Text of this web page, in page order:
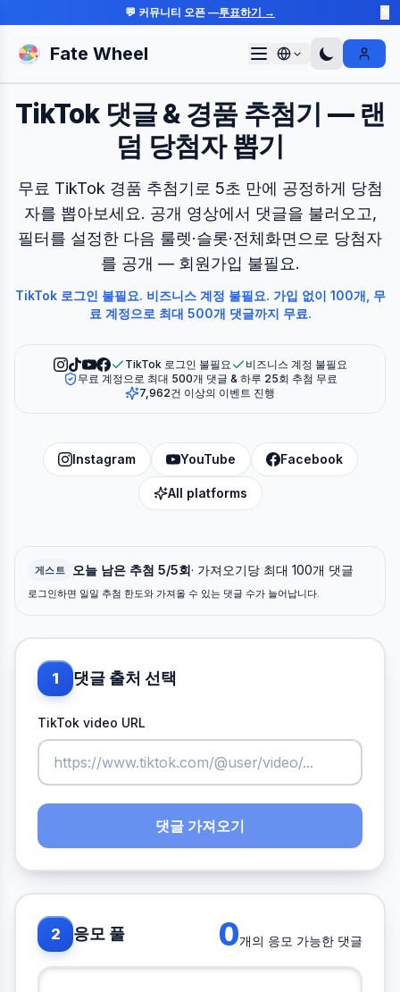
💬 커뮤니티 오픈 —투표하기 →
Fate Wheel Sign In
TikTok 댓글 & 경품 추첨기 — 랜
덤 당첨자 뽑기
무료 TikTok 경품 추첨기로 5초 만에 공정하게 당첨
자를 뽑아보세요. 공개 영상에서 댓글을 불러오고,
필터를 설정한 다음 룰렛·슬롯·전체화면으로 당첨자
를 공개 — 회원가입 불필요.
TikTok 로그인 불필요. 비즈니스 계정 불필요. 가입 없이 100개, 무
료 계정으로 최대 500개 댓글까지 무료.
TikTok 로그인 불필요
비즈니스 계정 불필요
무료 계정으로 최대 500개 댓글 & 하루 25회 추첨 무료
7,962건 이상의 이벤트 진행
Instagram YouTube Facebook
All platforms
게스트 오늘 남은 추첨 5/5회· 가져오기당 최대 100개 댓글
로그인하면 일일 추첨 한도와 가져올 수 있는 댓글 수가 늘어납니다.
1 댓글 출처 선택
TikTok video URL
댓글 가져오기
2 응모 풀 0개의 응모 가능한 댓글